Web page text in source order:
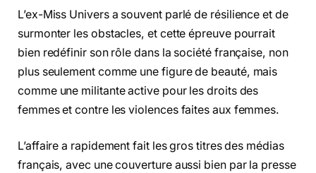
L’ex-Miss Univers a souvent parlé de résilience et de
surmonter les obstacles, et cette épreuve pourrait
bien redéfinir son rôle dans la société française, non
plus seulement comme une figure de beauté, mais
comme une militante active pour les droits des
femmes et contre les violences faites aux femmes.
L’affaire a rapidement fait les gros titres des médias
français, avec une couverture aussi bien par la presse